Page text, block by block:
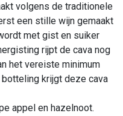
volgens de traditionele
een stille wijn gemaakt
met gist en suiker
rijpt de cava nog
het vereiste minimum
krijgt deze cava
appel en hazelnoot.